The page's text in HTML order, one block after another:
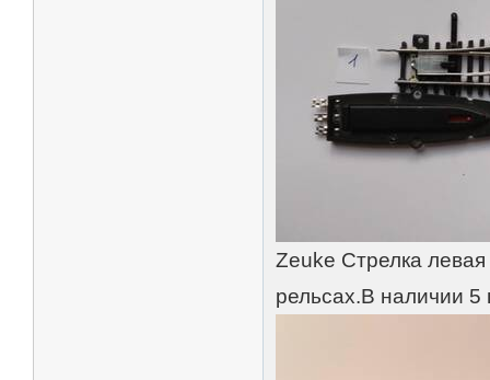
Zeuke Стрелка
рельcax.В наличии 5